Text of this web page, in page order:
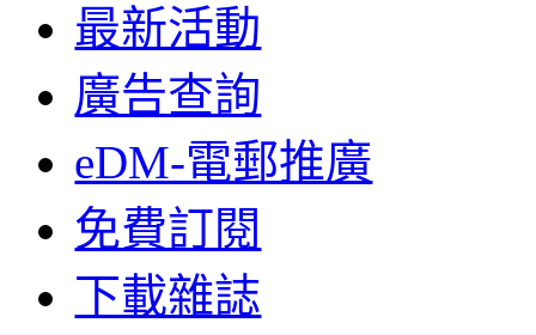
最新活動
廣告查詢
eDM-電郵推廣
免費訂閱
下載雜誌